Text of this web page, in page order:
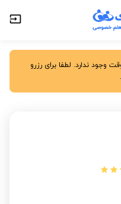
وجود ندارد. لطفا برای رزرو